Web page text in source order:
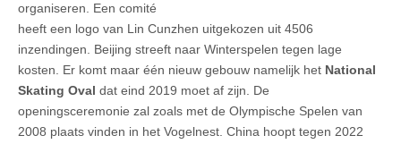
organiseren. Een comité
heeft een logo van Lin Cunzhen uitgekozen uit 4506
inzendingen. Beijing streeft naar Winterspelen tegen lage
kosten. Er komt maar één nieuw gebouw namelijk het National
Skating Oval dat eind 2019 moet af zijn. De
openingsceremonie zal zoals met de Olympische Spelen van
2008 plaats vinden in het Vogelnest. China hoopt tegen 2022